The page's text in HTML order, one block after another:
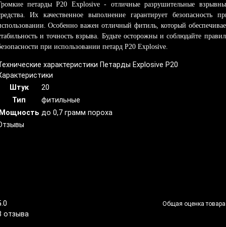
петарды P20 Explosive - отличные разрушительные
Их качественное выполнение гарантирует безопасность
Особенно важен отличный фитиль, который
и точность взрыва. Будьте осторожны и соблюдайте
при использовании петард P20 Explosive.
характеристики Петарды Explosive P20
Штук
20
Тип
фитильные
до 0,7 грамм пороха
Общая оценка товара
отзыва